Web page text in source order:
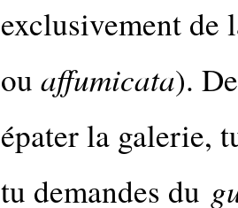
exclusivement de
ou affumicata).
épater la galerie,
tu demandes du